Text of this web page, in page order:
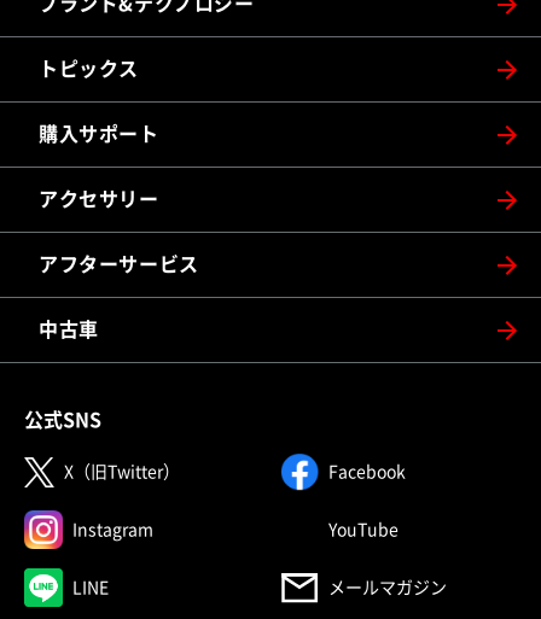
トピックス
購入サポート
アクセサリー
アフターサービス
中古車
公式SNS
X（旧Twitter） （別ウィンドウで開く）Facebook（別ウィンドウ
Instagram （別ウィンドウで開く）YouTube（別ウィンドウで
LINE（別ウィンドウで開く） メールマガジン